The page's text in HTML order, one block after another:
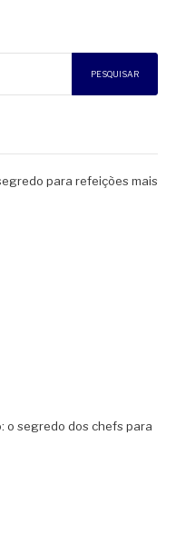
PESQUISAR
para refeições mais
o segredo dos chefs para